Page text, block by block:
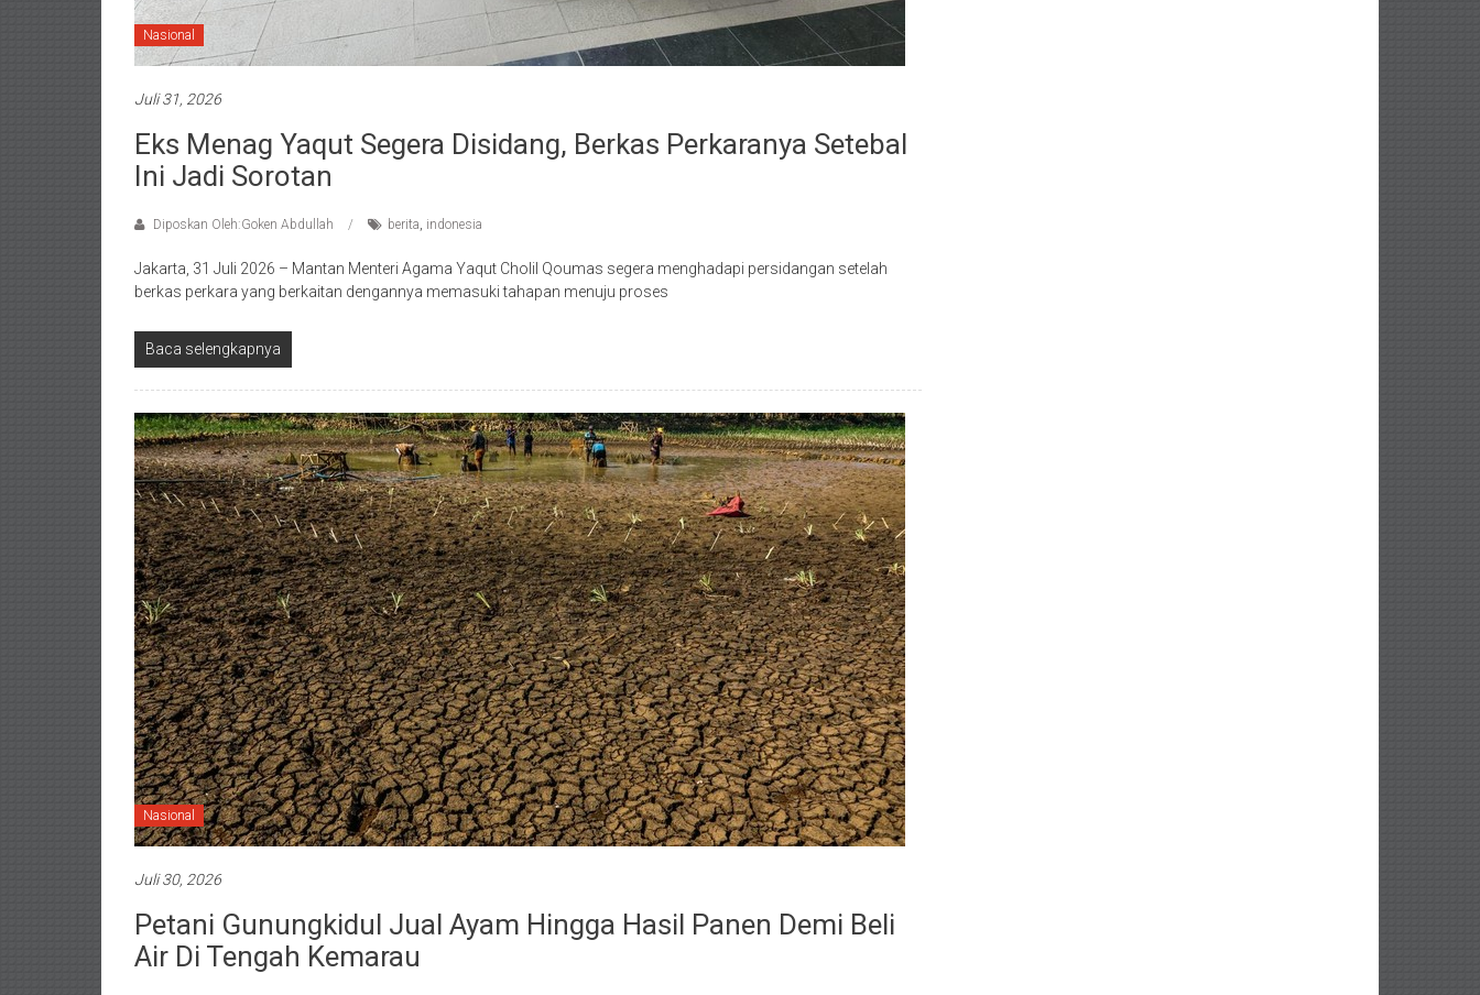
Nasional
Juli 31, 2026
Eks Menag Yaqut Segera Disidang, Berkas Perkaranya Setebal
Ini Jadi Sorotan
Diposkan Oleh:Goken Abdullah berita, indonesia
Jakarta, 31 Juli 2026 – Mantan Menteri Agama Yaqut Cholil Qoumas segera menghadapi persidangan setelah
berkas perkara yang berkaitan dengannya memasuki tahapan menuju proses
Baca selengkapnya
Nasional
Juli 30, 2026
Petani Gunungkidul Jual Ayam Hingga Hasil Panen Demi Beli
Air Di Tengah Kemarau